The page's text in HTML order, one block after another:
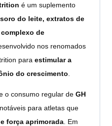
é um suplemento
do leite, extratos de
de
nos renomados
para estimular a
do crescimento
o consumo regular de GH
para atletas que
força aprimorada . Em